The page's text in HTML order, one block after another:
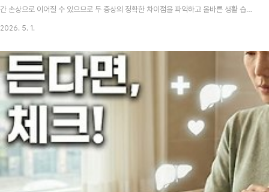
간 손상으로 이어질 수 있으므로 두 증상의 정확한 차이점을 파악하고 올바른 생활 습관
을 실천하는 것이 무엇보다 중요합니다.주말에 과식을 하거나 야식을 먹고 나면 다음 날
많이 먹어서 살이 쪘나 보다" 혹은 "가스가 좀 찼나 보네"라며 대수롭지 않게 넘기곤 했
거든요. 그런데 이상하게 며칠이 지나도 배가 들어가지 않고, 자도 자도 피곤함이 몰려오
더라고요.혹시 여러분도 "단순히 살이 찐 건지, 아니면 몸속 장기에 문제가 생긴 건지"
고민하며 거울 ..
2026. 5. 1.